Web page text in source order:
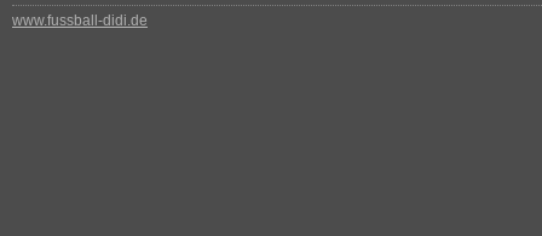
www.fussball-didi.de